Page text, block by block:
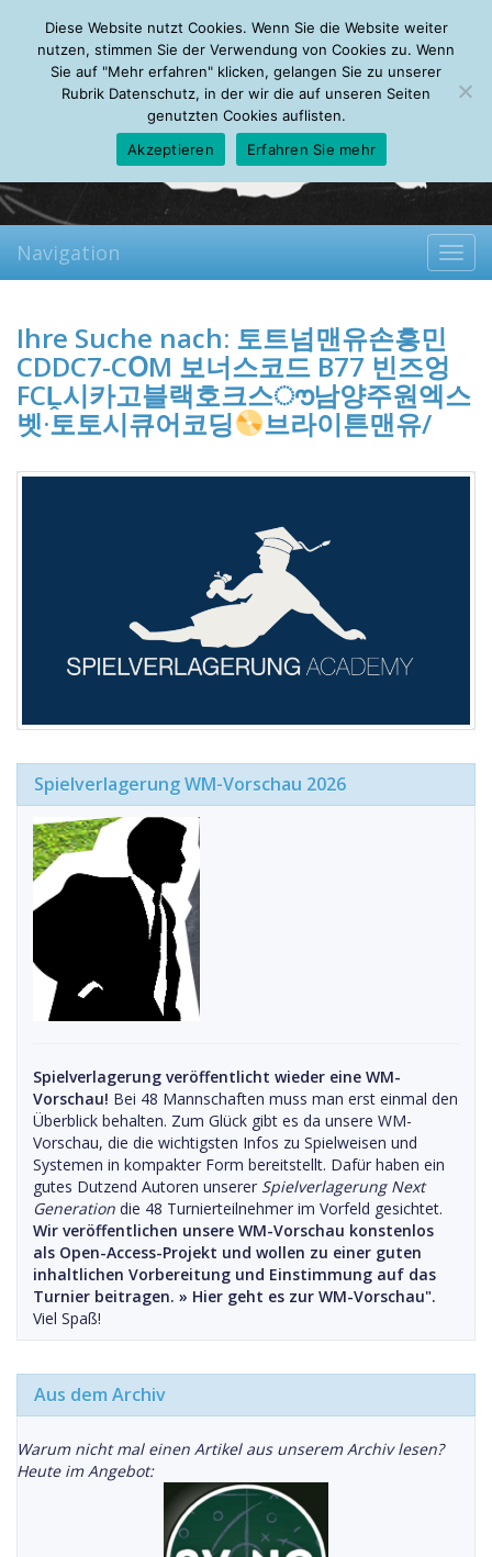
Saturday, 08.08.2026
Mein Account
About Autoren Leseempfehlungen FAQ
Navigation
Ihre Suche nach: 토트넘맨유손흥민
CDDC7-CՕM 보너스코드 B77 빈즈엉
FCḼ시카고블랙호크스ൗ남양주원엑스
벳·토토시큐어코딩 브라이튼맨유/
Spielverlagerung WM-Vorschau 2026
Spielverlagerung veröffentlicht wieder eine WM-
Vorschau! Bei 48 Mannschaften muss man erst einmal den
Überblick behalten. Zum Glück gibt es da unsere WM-
Vorschau, die die wichtigsten Infos zu Spielweisen und
Systemen in kompakter Form bereitstellt. Dafür haben ein
gutes Dutzend Autoren unserer Spielverlagerung Next
Generation die 48 Turnierteilnehmer im Vorfeld gesichtet.
Wir veröffentlichen unsere WM-Vorschau konstenlos
als Open-Access-Projekt und wollen zu einer guten
inhaltlichen Vorbereitung und Einstimmung auf das
Turnier beitragen. » Hier geht es zur WM-Vorschau".
Viel Spaß!
Aus dem Archiv
Warum nicht mal einen Artikel aus unserem Archiv lesen?
Heute im Angebot:
Diese Website nutzt Cookies. Wenn Sie die Website weiter
nutzen, stimmen Sie der Verwendung von Cookies zu. Wenn
Sie auf "Mehr erfahren" klicken, gelangen Sie zu unserer
Rubrik Datenschutz, in der wir die auf unseren Seiten
genutzten Cookies auflisten.
Akzeptieren
Erfahren Sie mehr